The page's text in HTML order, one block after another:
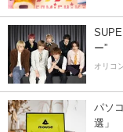
ー”
オリコ
パソ
選」